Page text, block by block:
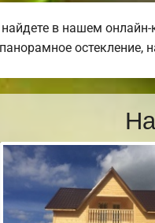
в нашем
остекление,